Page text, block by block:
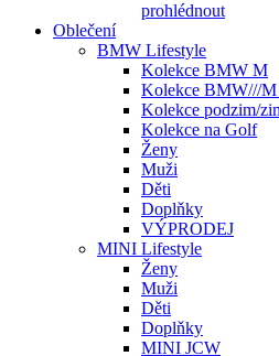
prohlédnout
Oblečení
BMW Lifestyle
Kolekce BMW M
Kolekce BMW///M
Kolekce podzim/
Kolekce na Golf
Ženy
Muži
Děti
Doplňky
VÝPRODEJ
MINI Lifestyle
Ženy
Muži
Děti
Doplňky
MINI JCW